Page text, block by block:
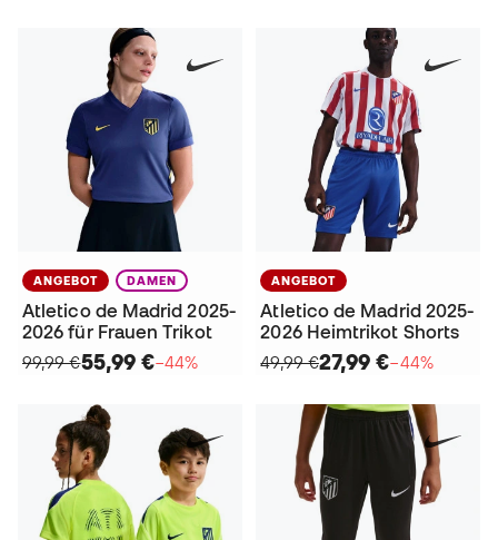
ANGEBOT DAMEN
Atletico de Madrid 2025-
2026 für Frauen Trikot
99,99 €55,99 €−44%
ANGEBOT
Atletico de Madrid 2025-
2026 Heimtrikot Shorts
49,99 €27,99 €−44%